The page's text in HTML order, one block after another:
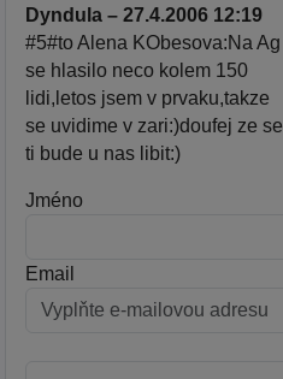
Dyndula – 27.4.2006 12:19
#5#to Alena KObesova:Na Ag
se hlasilo neco kolem 150
lidi,letos jsem v prvaku,takze
se uvidime v zari:)doufej ze se
ti bude u nas libit:)
Jméno
Email